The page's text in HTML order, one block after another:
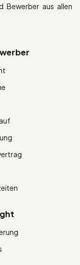
Bewerber aus allen